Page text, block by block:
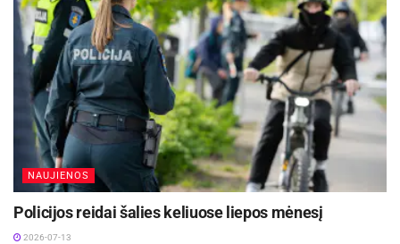
VSAT informacija
NAUJIENOS
Policijos reidai šalies keliuose liepos mėnesį
2026-07-13